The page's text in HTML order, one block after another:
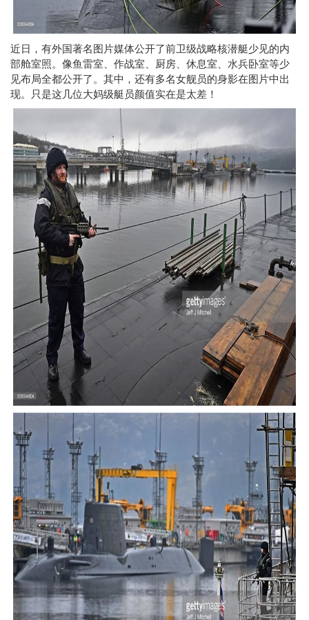
近日，有外国著名图片媒体公开了前卫级战略核潜艇少见的内
部舱室照。像鱼雷室、作战室、厨房、休息室、水兵卧室等少
见布局全都公开了。其中，还有多名女舰员的身影在图片中出
现。只是这几位大妈级艇员颜值实在是太差！